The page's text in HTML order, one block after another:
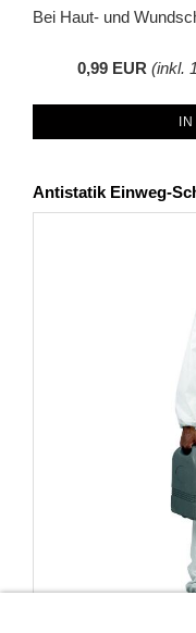
Bei Haut- und
0,99 EUR (inkl.
Antistatik Einweg-